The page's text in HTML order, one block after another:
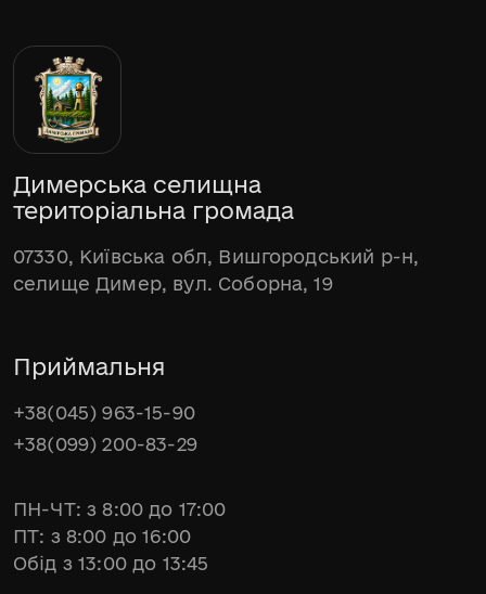
Димерська селищна
територіальна громада
07330, Київська обл, Вишгородський р-н,
селище Димер, вул. Соборна, 19
Приймальня
+38(045) 963-15-90
+38(099) 200-83-29
ПН-ЧТ: з 8:00 до 17:00
ПТ: з 8:00 до 16:00
Обід з 13:00 до 13:45